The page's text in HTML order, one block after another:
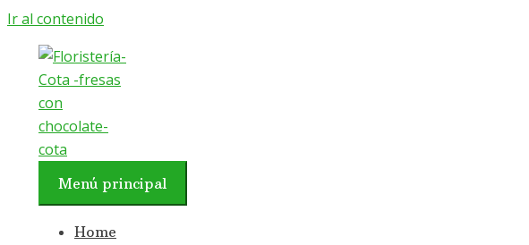
Ir al contenido
Menú principal
Home